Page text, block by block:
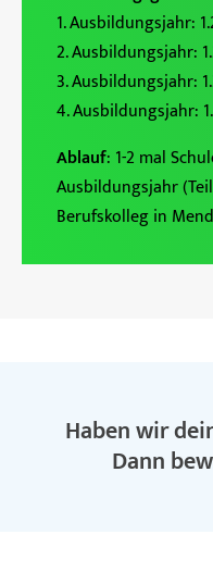
1. Ausbildungsjahr:
2. Ausbildungsjahr:
3. Ausbildungsjahr:
4. Ausbildungsjahr:
Ablauf: 1-2 mal
Ausbildungsjahr
Berufskolleg in
Haben wir
Dann